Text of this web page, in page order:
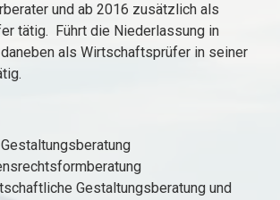
und ab 2016 zusätzlich als
tätig. Führt die Niederlassung in
als Wirtschaftsprüfer in seiner
Gestaltungsberatung und